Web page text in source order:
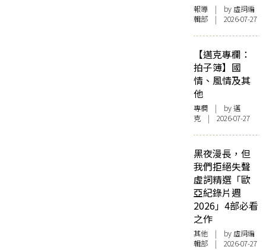
報導 | by 虛詞編
輯部 | 2026-07-27
【邁克專欄：
拍子簿】國
情、風情及其
他
專欄 | by邁
克 | 2026-07-27
黑夜漫長，但
我們拒絕失聲
虛詞精選「歐
亞紀錄片週
2026」4部必看
之作
其他 | by 虛詞編
輯部 | 2026-07-27